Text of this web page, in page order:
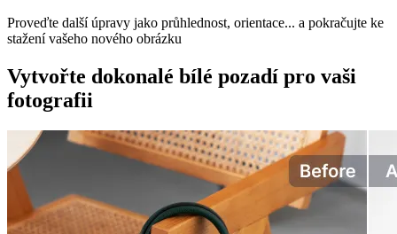
Proveďte další úpravy jako průhlednost, orientace... a pokračujte ke
stažení vašeho nového obrázku
Vytvořte dokonalé bílé pozadí pro vaši
fotografii